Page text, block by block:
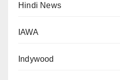
Hindi News
IAWA
Indywood